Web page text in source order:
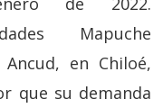
Mapuche
en Chiloé,
que su demanda